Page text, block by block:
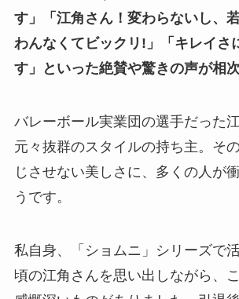
す」「江角さん！変わらないし、
わんなくてビックリ!」「キレイさ
す」といった絶賛や驚きの声が相次
バレーボール実業団の選手だった江
元々抜群のスタイルの持ち主。そ
じさせない美しさに、多くの人が
うです。
私自身、「ショムニ」シリーズで
頃の江角さんを思い出しながら、